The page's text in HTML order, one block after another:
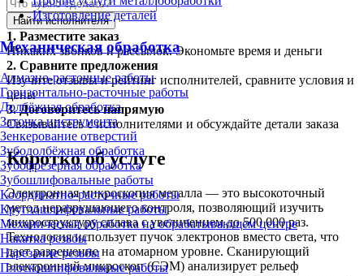
Изготовление деталей
Механическая обработка
Алмазно-расточные работы
Горизонтально-расточные работы
Долбёжная обработка
Заточка инструмента
Зенкерование отверстий
Зубодолбёжная обработка
Зубофрезерная обработка
Зубошлифовальные работы
Координатно-расточные работы
Круглошлифовальные работы
Механическая обработка на обрабатывающем центре
Накатка резьбы
Нарезание резьбы
Плоскошлифовальные работы
Найти исполнителя
1. Разместите заказ
Никаких звонков и рассылок. Экономьте время и деньги
2. Сравните предложения
Изучите отзывы и рейтинг исполнителей, сравните условия и
цены
3.Договоритесь напрямую
Связывайтесь с исполнителями и обсуждайте детали заказа
Коротко об услуге
Электронная микроскопия металла — это высокоточный
метод неразрушающего контроля, позволяющий изучить
микроструктуру сплава с увеличением до 500 000 раз.
Технология использует пучок электронов вместо света, что
дает разрешение на атомарном уровне. Сканирующий
электронный микроскоп (СЭМ) анализирует рельеф